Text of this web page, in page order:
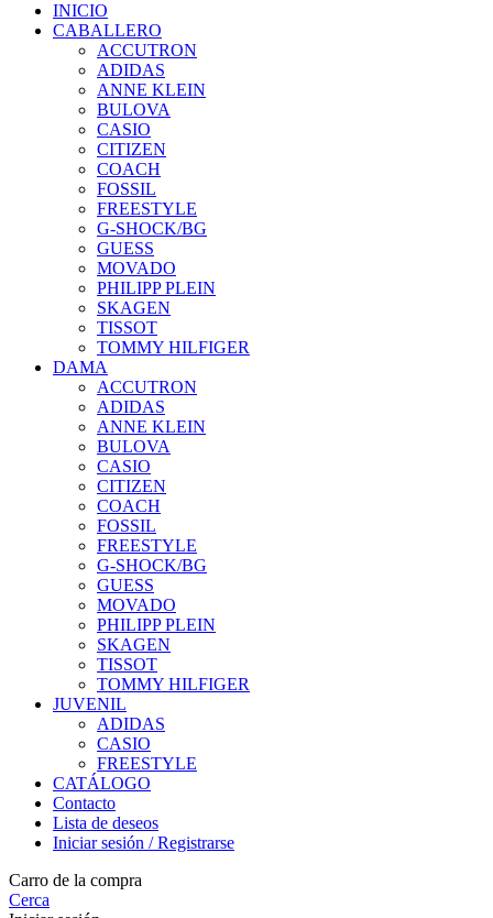
INICIO
CABALLERO
ACCUTRON
ADIDAS
ANNE KLEIN
BULOVA
CASIO
CITIZEN
COACH
FOSSIL
FREESTYLE
G-SHOCK/BG
GUESS
MOVADO
PHILIPP PLEIN
SKAGEN
TISSOT
TOMMY HILFIGER
DAMA
ACCUTRON
ADIDAS
ANNE KLEIN
BULOVA
CASIO
CITIZEN
COACH
FOSSIL
FREESTYLE
G-SHOCK/BG
GUESS
MOVADO
PHILIPP PLEIN
SKAGEN
TISSOT
TOMMY HILFIGER
JUVENIL
ADIDAS
CASIO
FREESTYLE
CATÁLOGO
Contacto
Lista de deseos
Iniciar sesión / Registrarse
Carro de la compra
Cerca